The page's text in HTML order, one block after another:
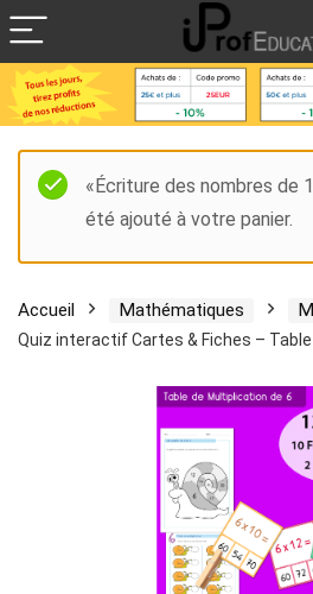
«Écriture des nombres de
été ajouté à votre panier.
Accueil Mathématiques
Quiz interactif Cartes & Fiches –